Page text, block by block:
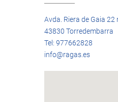
Avda. Riera de Gaia 22
43830 Torredembarra
Tel: 977662828
info@ragas.es